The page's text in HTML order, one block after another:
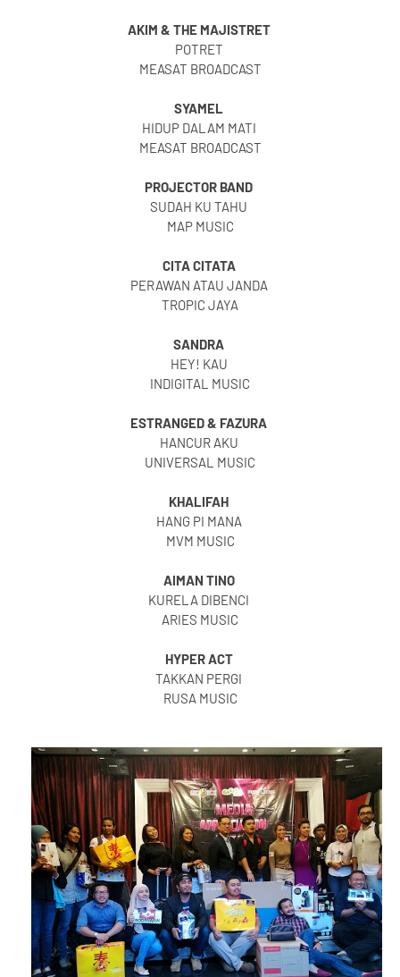
AKIM & THE MAJISTRET
POTRET
MEASAT BROADCAST
SYAMEL
HIDUP DALAM MATI
MEASAT BROADCAST
PROJECTOR BAND
SUDAH KU TAHU
MAP MUSIC
CITA CITATA
PERAWAN ATAU JANDA
TROPIC JAYA
SANDRA
HEY! KAU
INDIGITAL MUSIC
ESTRANGED & FAZURA
HANCUR AKU
UNIVERSAL MUSIC
KHALIFAH
HANG PI MANA
MVM MUSIC
AIMAN TINO
KURELA DIBENCI
ARIES MUSIC
HYPER ACT
TAKKAN PERGI
RUSA MUSIC